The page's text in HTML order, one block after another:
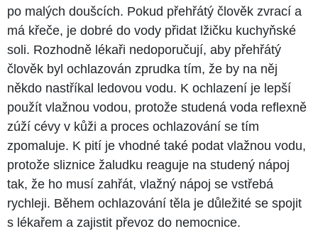
po malých doušcích. Pokud přehřátý člověk zvrací a
má křeče, je dobré do vody přidat lžičku kuchyňské
soli. Rozhodně lékaři nedoporučují, aby přehřátý
člověk byl ochlazován zprudka tím, že by na něj
někdo nastříkal ledovou vodu. K ochlazení je lepší
použít vlažnou vodou, protože studená voda reflexně
zúží cévy v kůži a proces ochlazování se tím
zpomaluje. K pití je vhodné také podat vlažnou vodu,
protože sliznice žaludku reaguje na studený nápoj
tak, že ho musí zahřát, vlažný nápoj se vstřebá
rychleji. Během ochlazování těla je důležité se spojit
s lékařem a zajistit převoz do nemocnice.